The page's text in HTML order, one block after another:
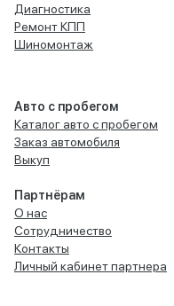
Диагностика
Ремонт КПП
Шиномонтаж
Авто с пробегом
Каталог авто с пробегом
Заказ автомобиля
Выкуп
Партнёрам
О нас
Сотрудничество
Контакты
Личный кабинет партнера